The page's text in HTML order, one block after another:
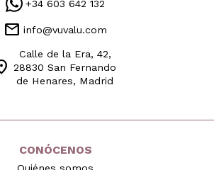
+34 603 642 132
mail info@vuvalu.com
Calle de la Era, 42,
28830 San Fernando
de Henares, Madrid
CONÓCENOS